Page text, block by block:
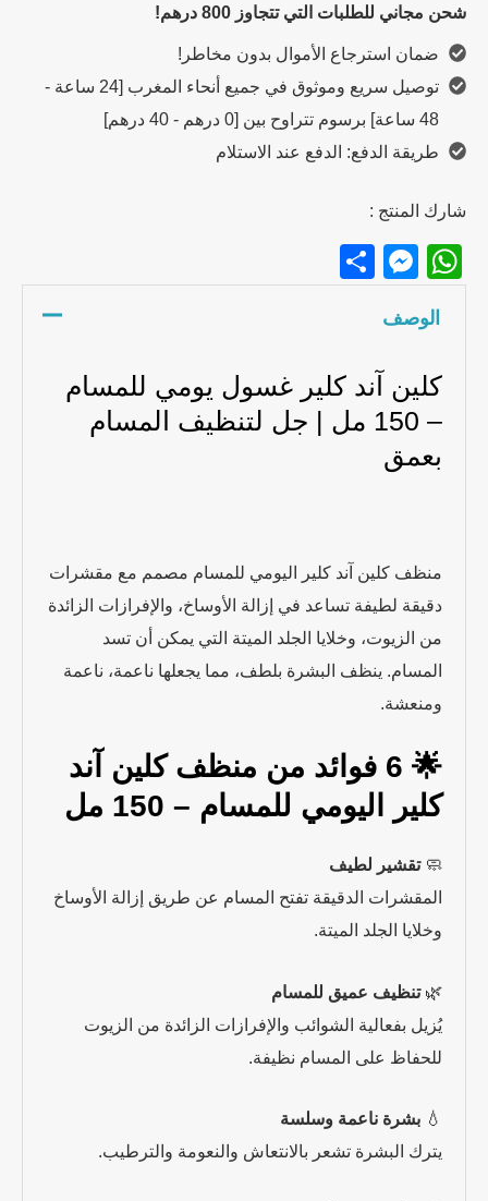
Pores
–
150ml
quantity
شحن مجاني للطلبات التي تتجاوز 800 درهم!
ضمان استرجاع الأموال بدون مخاطر!
توصيل سريع وموثوق في جميع أنحاء المغرب [24 ساعة -
48 ساعة] برسوم تتراوح بين [0 درهم - 40 درهم]
طريقة الدفع: الدفع عند الاستلام
شارك المنتج :
WhatsApp
Messenger
الوصف
كلين آند كلير غسول يومي للمسام
– 150 مل | جل لتنظيف المسام
بعمق
منظف كلين آند كلير اليومي للمسام مصمم مع مقشرات
دقيقة لطيفة تساعد في إزالة الأوساخ، والإفرازات الزائدة
من الزيوت، وخلايا الجلد الميتة التي يمكن أن تسد
المسام. ينظف البشرة بلطف، مما يجعلها ناعمة، ناعمة
ومنعشة.
🌟 6 فوائد من منظف كلين آند
كلير اليومي للمسام – 150 مل
🧼تقشير لطيف
المقشرات الدقيقة تفتح المسام عن طريق إزالة الأوساخ
وخلايا الجلد الميتة.
🌿تنظيف عميق للمسام
يُزيل بفعالية الشوائب والإفرازات الزائدة من الزيوت
للحفاظ على المسام نظيفة.
💧بشرة ناعمة وسلسة
يترك البشرة تشعر بالانتعاش والنعومة والترطيب.